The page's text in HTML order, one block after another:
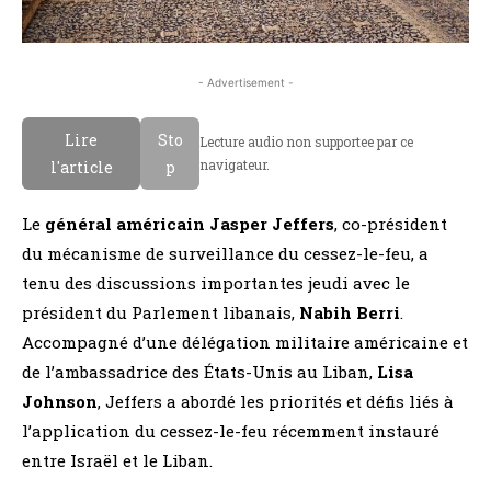
- Advertisement -
Lire
l'article
Sto
p
Lecture audio non supportee par ce
navigateur.
Le général américain Jasper Jeffers, co-président
du mécanisme de surveillance du cessez-le-feu, a
tenu des discussions importantes jeudi avec le
président du Parlement libanais, Nabih Berri.
Accompagné d’une délégation militaire américaine et
de l’ambassadrice des États-Unis au Liban, Lisa
Johnson, Jeffers a abordé les priorités et défis liés à
l’application du cessez-le-feu récemment instauré
entre Israël et le Liban.